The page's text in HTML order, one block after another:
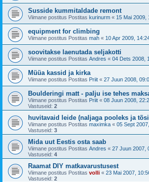
Susside kummitaldade remont
Viimane postitus Postitas kurinurm « 15 Mai 2009,
equipment for climbing
Viimane postitus Postitas mah « 10 Apr 2009,
soovitakse laenutada seljakotti
Viimane postitus Postitas Andres « 04 Dets 2008,
Müüa kassid ja kirka
Viimane postitus Postitas Priit « 27 Juun 2008,
Boulderingi matt - palju ise tehes
Viimane postitus Postitas Priit « 08 Juun 2008,
Vastuseid: 2
huvitavaid leide (naljaga pooleks ja
Viimane postitus Postitas maximka « 05 Sept
Vastuseid: 3
Mida uut Eestis osta saab
Viimane postitus Postitas Andres « 27 Juun 2007,
Vastuseid: 4
Raamat DIY matkavarustusest
Viimane postitus Postitas volli « 23 Mai 2007,
Vastuseid: 2